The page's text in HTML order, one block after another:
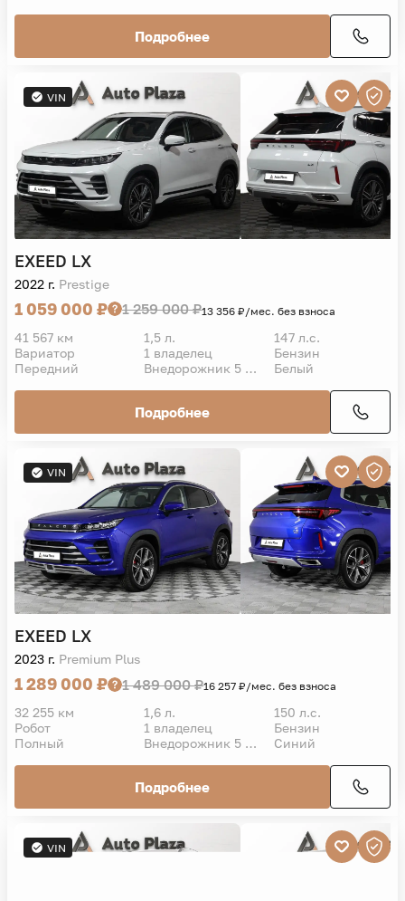
Подробнее
VIN
EXEED LX
2022 г. Prestige
1 059 000 ₽ 1 259 000 ₽13 356 ₽/мес. без взноса
41 567 км 1,5 л.
147 л.с.
Вариатор
1 владелец
Бензин
Передний
Внедорожник 5 дв. Белый
Подробнее
VIN
EXEED LX
2023 г. Premium Plus
1 289 000 ₽ 1 489 000 ₽16 257 ₽/мес. без взноса
32 255 км 1,6 л.
150 л.с.
Робот
1 владелец
Бензин
Полный
Внедорожник 5 дв. Синий
Подробнее
VIN